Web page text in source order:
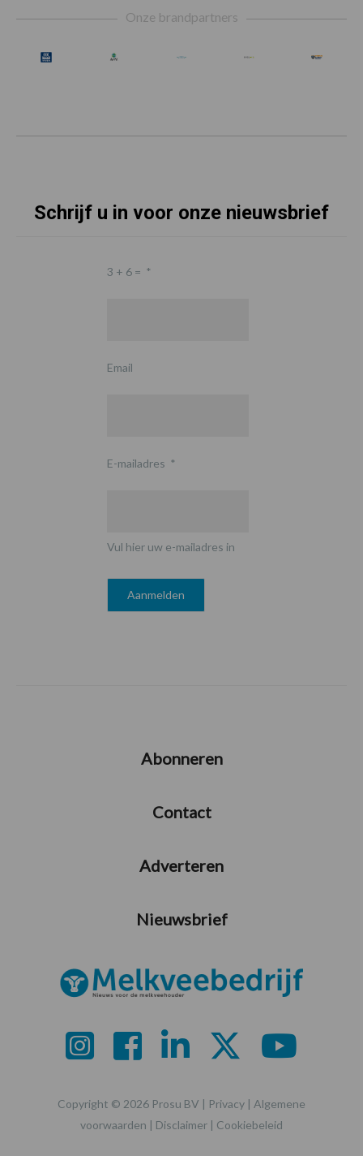
Onze brandpartners
Schrijf u in voor onze nieuwsbrief
3 + 6 = *
Email
E-mailadres *
Vul hier uw e-mailadres in
Abonneren
Contact
Adverteren
Nieuwsbrief
Copyright © 2026 Prosu BV | Privacy | Algemene
voorwaarden | Disclaimer | Cookiebeleid